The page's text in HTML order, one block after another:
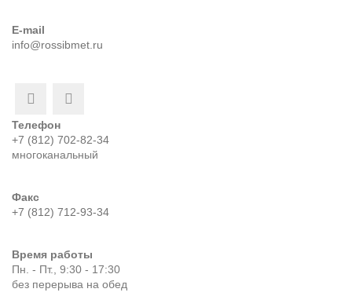
E-mail
info@rossibmet.ru
Телефон
+7 (812) 702-82-34
многоканальный
Факс
+7 (812) 712-93-34
Время работы
Пн. - Пт., 9:30 - 17:30
без перерыва на обед